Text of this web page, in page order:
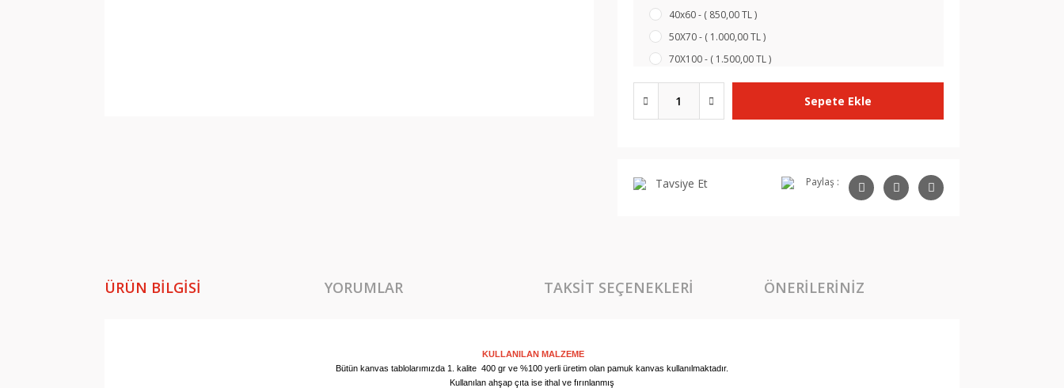
40x60 - ( 850,00 TL )
50X70 - ( 1.000,00 TL )
70X100 - ( 1.500,00 TL )
Sepete Ekle
Tavsiye Et Paylaş :
ÜRÜN BILGISI YORUMLAR TAKSIT SEÇENEKLERI ÖNERILERINIZ
KULLANILAN MALZEME
Bütün kanvas tablolarımızda 1. kalite 400 gr ve %100 yerli üretim olan pamuk kanvas kullanılmaktadır.
Kullanılan ahşap çıta ise ithal ve fırınlanmış